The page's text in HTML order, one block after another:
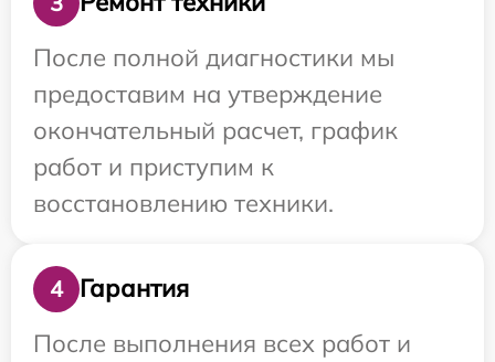
После полной диагностики мы
предоставим на утверждение
окончательный расчет, график
работ и приступим к
восстановлению техники.
4
Гарантия
После выполнения всех работ и